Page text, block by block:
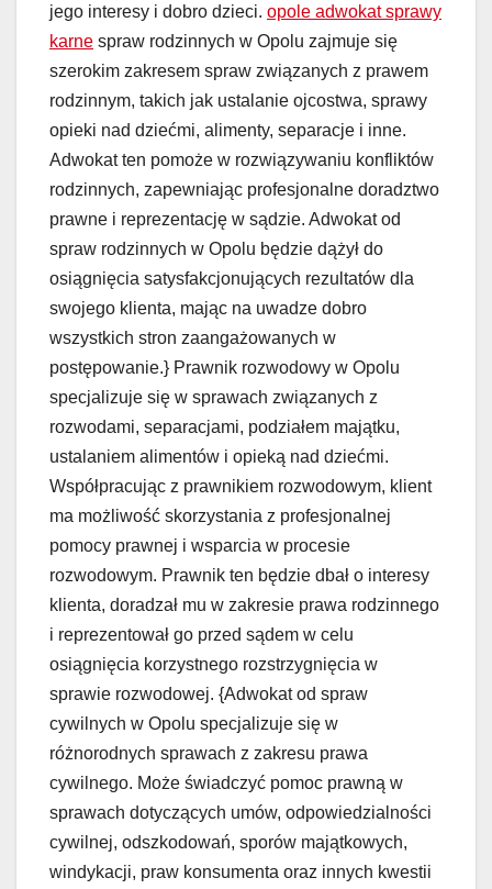
jego interesy i dobro dzieci. opole adwokat sprawy
karne spraw rodzinnych w Opolu zajmuje się
szerokim zakresem spraw związanych z prawem
rodzinnym, takich jak ustalanie ojcostwa, sprawy
opieki nad dziećmi, alimenty, separacje i inne.
Adwokat ten pomoże w rozwiązywaniu konfliktów
rodzinnych, zapewniając profesjonalne doradztwo
prawne i reprezentację w sądzie. Adwokat od
spraw rodzinnych w Opolu będzie dążył do
osiągnięcia satysfakcjonujących rezultatów dla
swojego klienta, mając na uwadze dobro
wszystkich stron zaangażowanych w
postępowanie.} Prawnik rozwodowy w Opolu
specjalizuje się w sprawach związanych z
rozwodami, separacjami, podziałem majątku,
ustalaniem alimentów i opieką nad dziećmi.
Współpracując z prawnikiem rozwodowym, klient
ma możliwość skorzystania z profesjonalnej
pomocy prawnej i wsparcia w procesie
rozwodowym. Prawnik ten będzie dbał o interesy
klienta, doradzał mu w zakresie prawa rodzinnego
i reprezentował go przed sądem w celu
osiągnięcia korzystnego rozstrzygnięcia w
sprawie rozwodowej. {Adwokat od spraw
cywilnych w Opolu specjalizuje się w
różnorodnych sprawach z zakresu prawa
cywilnego. Może świadczyć pomoc prawną w
sprawach dotyczących umów, odpowiedzialności
cywilnej, odszkodowań, sporów majątkowych,
windykacji, praw konsumenta oraz innych kwestii